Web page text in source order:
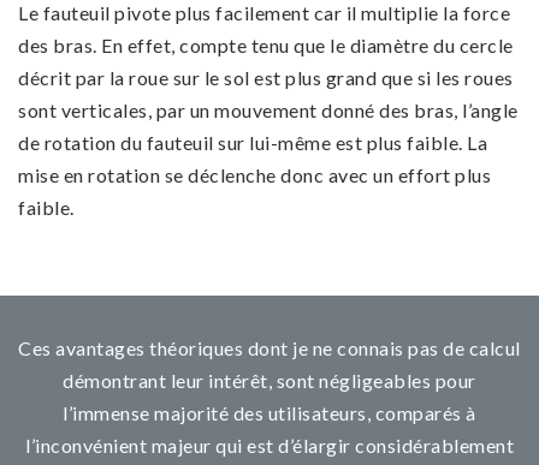
Le fauteuil pivote plus facilement car il multiplie la force
des bras. En effet, compte tenu que le diamètre du cercle
décrit par la roue sur le sol est plus grand que si les roues
sont verticales, par un mouvement donné des bras, l’angle
de rotation du fauteuil sur lui-même est plus faible. La
mise en rotation se déclenche donc avec un effort plus
faible.
Ces avantages théoriques dont je ne connais pas de calcul
démontrant leur intérêt, sont négligeables pour
l’immense majorité des utilisateurs, comparés à
l’inconvénient majeur qui est d’élargir considérablement